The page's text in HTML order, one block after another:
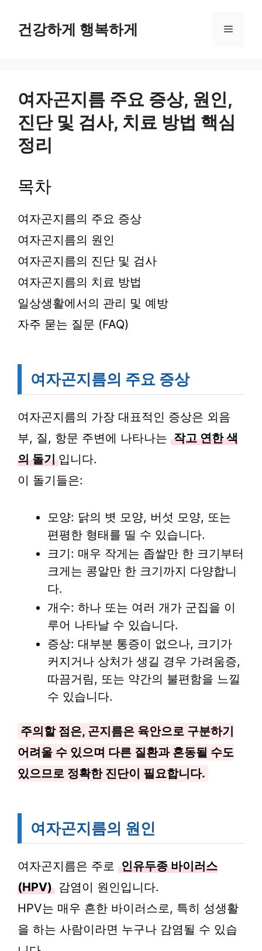
건강하게 행복하게 메
여자곤지름 주요 증상, 원인,
진단 및 검사, 치료 방법 핵심
정리
목차
여자곤지름의 주요 증상
여자곤지름의 원인
여자곤지름의 진단 및 검사
여자곤지름의 치료 방법
일상생활에서의 관리 및 예방
자주 묻는 질문 (FAQ)
여자곤지름의 주요 증상
여자곤지름의 가장 대표적인 증상은 외음
부, 질, 항문 주변에 나타나는 작고 연한 색
의 돌기 입니다.
이 돌기들은:
모양: 닭의 볏 모양, 버섯 모양, 또는
편평한 형태를 띨 수 있습니다.
크기: 매우 작게는 좁쌀만 한 크기부터
크게는 콩알만 한 크기까지 다양합니
다.
개수: 하나 또는 여러 개가 군집을 이
루어 나타날 수 있습니다.
증상: 대부분 통증이 없으나, 크기가
커지거나 상처가 생길 경우 가려움증,
따끔거림, 또는 약간의 불편함을 느낄
수 있습니다.
주의할 점은, 곤지름은 육안으로 구분하기
어려울 수 있으며 다른 질환과 혼동될 수도
있으므로 정확한 진단이 필요합니다.
여자곤지름의 원인
여자곤지름은 주로 인유두종 바이러스
(HPV) 감염이 원인입니다.
HPV는 매우 흔한 바이러스로, 특히 성생활
을 하는 사람이라면 누구나 감염될 수 있습